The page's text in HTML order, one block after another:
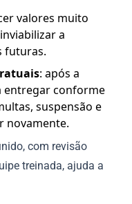
valores muito
a
futuras.
: após a
entregar conforme
suspensão e
novamente.
com revisão
treinada, ajuda a